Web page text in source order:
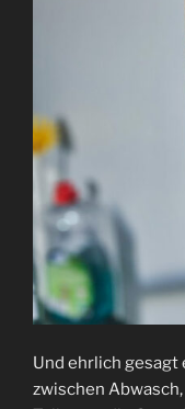
Und ehrlich
zwischen